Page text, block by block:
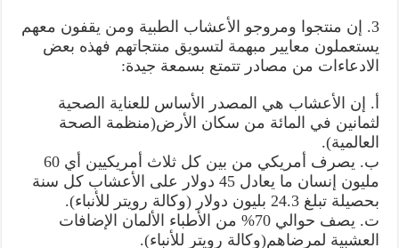
3. إن منتجوا ومروجو الأعشاب الطبية ومن يقفون معهم
يستعملون معايير مبهمة لتسويق منتجاتهم فهذه بعض
الادعاءات من مصادر تتمتع بسمعة جيدة:
أ. إن الأعشاب هي المصدر الأساس للعناية الصحية
لثمانين في المائة من سكان الأرض(منظمة الصحة
العالمية).
ب. يصرف أمريكي من بين كل ثلاث أمريكيين أي 60
مليون إنسان ما يعادل 45 دولار على الأعشاب كل سنة
بحصيلة تبلغ 24.3 بليون دولار (وكالة رويتر للأنباء).
ت. يصف حوالي 70% من الأطباء الألمان الإضافات
العشبية لمرضاهم(وكالة رويتر للأنباء).